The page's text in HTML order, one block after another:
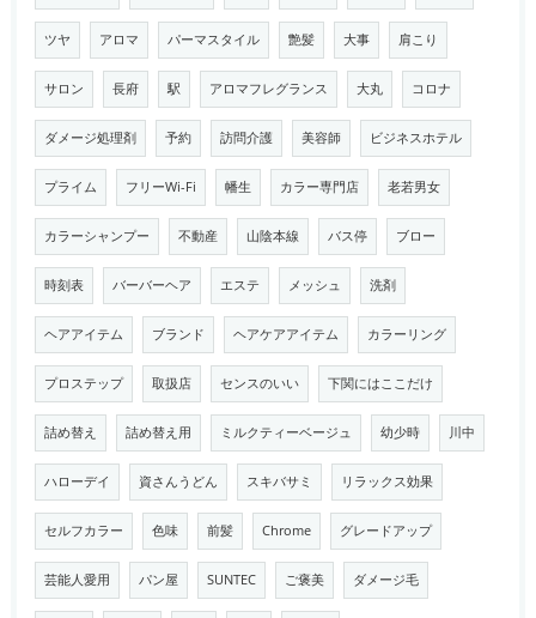
ツヤ アロマ パーマスタイル 艶髪 大事 肩こり
サロン 長府 駅 アロマフレグランス 大丸 コロナ
ダメージ処理剤 予約 訪問介護 美容師 ビジネスホテル
プライム フリーWi-Fi 幡生 カラー専門店 老若男女
カラーシャンプー 不動産 山陰本線 バス停 ブロー
時刻表 バーバーヘア エステ メッシュ 洗剤
ヘアアイテム ブランド ヘアケアアイテム カラーリング
プロステップ 取扱店 センスのいい 下関にはここだけ
詰め替え 詰め替え用 ミルクティーベージュ 幼少時 川中
ハローデイ 資さんうどん スキバサミ リラックス効果
セルフカラー 色味 前髪 Chrome グレードアップ
芸能人愛用 パン屋 SUNTEC ご褒美 ダメージ毛